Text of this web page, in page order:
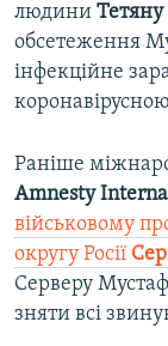
людини
обсетеження
інфекційне
Раніше
Amnesty
військовому
округу Росії
Серверу
зняти всі